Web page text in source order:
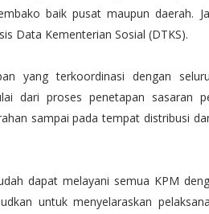
baik pusat maupun daerah.
Data Kementerian Sosial (DTKS).
yang terkoordinasi dengan
dari proses penetapan sasaran
sampai pada tempat distribusi
dapat melayani semua KPM
untuk menyelaraskan